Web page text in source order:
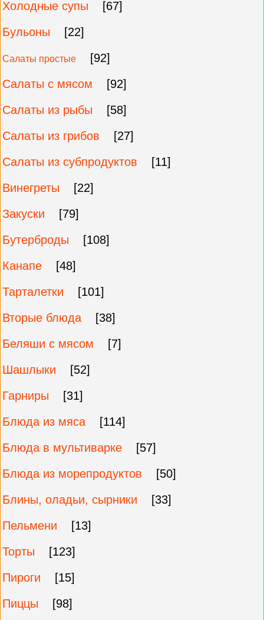
Холодные супы
[67]
Бульоны
[22]
Салаты простые
[92]
Салаты с мясом
[92]
Салаты из рыбы
[58]
Салаты из грибов
[27]
Салаты из субпродуктов
[11]
Винегреты
[22]
Закуски
[79]
Бутерброды
[108]
Канапе
[48]
Тарталетки
[101]
Вторые блюда
[38]
Беляши с мясом
[7]
Шашлыки
[52]
Гарниры
[31]
Блюда из мяса
[114]
Блюда в мультиварке
[57]
Блюда из морепродуктов
[50]
Блины, оладьи, сырники
[33]
Пельмени
[13]
Торты
[123]
Пироги
[15]
Пиццы
[98]